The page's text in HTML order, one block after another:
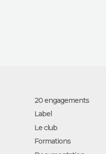
20 engagements
Label
Le club
Formations